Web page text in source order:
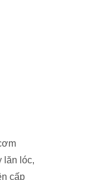
lăn lóc,
cấp